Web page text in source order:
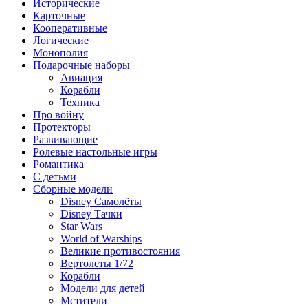
Исторические
Карточные
Кооперативные
Логические
Монополия
Подарочные наборы
Авиация
Корабли
Техника
Про войну
Протекторы
Развивающие
Ролевые настольные игры
Романтика
С детьми
Сборные модели
Disney Самолёты
Disney Тачки
Star Wars
World of Warships
Великие противостояния
Вертолеты 1/72
Корабли
Модели для детей
Мстители